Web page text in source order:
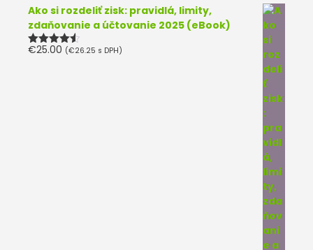
Ako si rozdeliť zisk: pravidlá, limity,
zdaňovanie a účtovanie 2025 (eBook)
Hodnotenie
€25.00 (€26.25 s DPH)